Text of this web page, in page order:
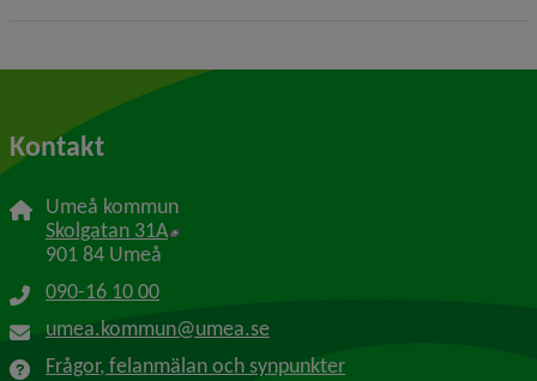
Kontakt
Umeå kommun
Skolgatan 31A Länk till annan webbplats, öppnas i nytt
901 84 Umeå
090-16 10 00
umea.kommun@umea.se
Frågor, felanmälan och synpunkter